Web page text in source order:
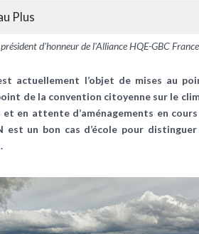
Plus
d'honneur de l'Alliance HQE-GBC
actuellement l’objet de mises au
de la convention citoyenne sur le
en attente d’aménagements en
est un bon cas d’école pour